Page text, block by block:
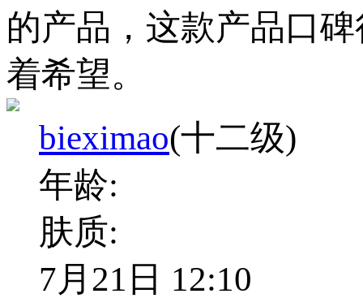
的产品，这款产品口
着希望。
bieximao(十二级)
年龄:
肤质:
7月21日 12:10